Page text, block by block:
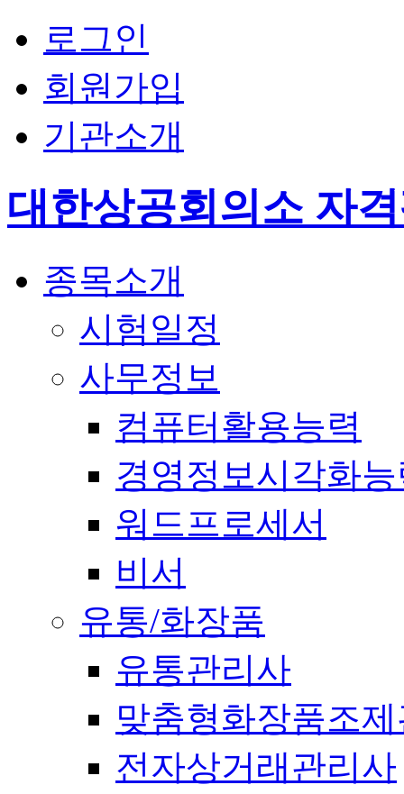
로그인
회원가입
기관소개
대한상공회의소 자
종목소개
시험일정
사무정보
컴퓨터활용능력
경영정보시각화
워드프로세서
비서
유통/화장품
유통관리사
맞춤형화장품조
전자상거래관리사